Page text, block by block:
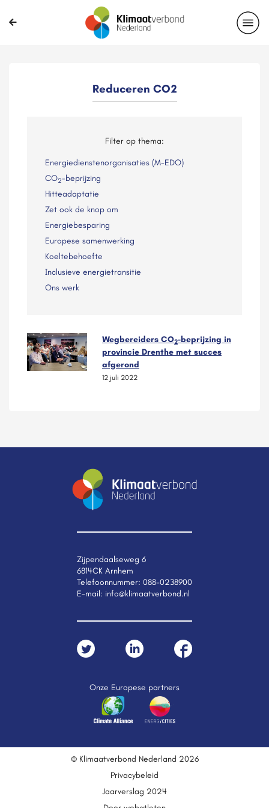
Reduceren CO2
Filter op thema:
Energiedienstenorganisaties (M-EDO)
CO2-beprijzing
Hitteadaptatie
Zet ook de knop om
Energiebesparing
Europese samenwerking
Koeltebehoefte
Inclusieve energietransitie
Ons werk
Wegbereiders CO2-beprijzing in
provincie Drenthe met succes
afgerond
12 juli 2022
Zijpendaalseweg 6
6814CK Arnhem
Telefoonnummer: 088-0238900
E-mail: info@klimaatverbond.nl
Onze Europese partners
© Klimaatverbond Nederland 2026
Privacybeleid
Jaarverslag 2024